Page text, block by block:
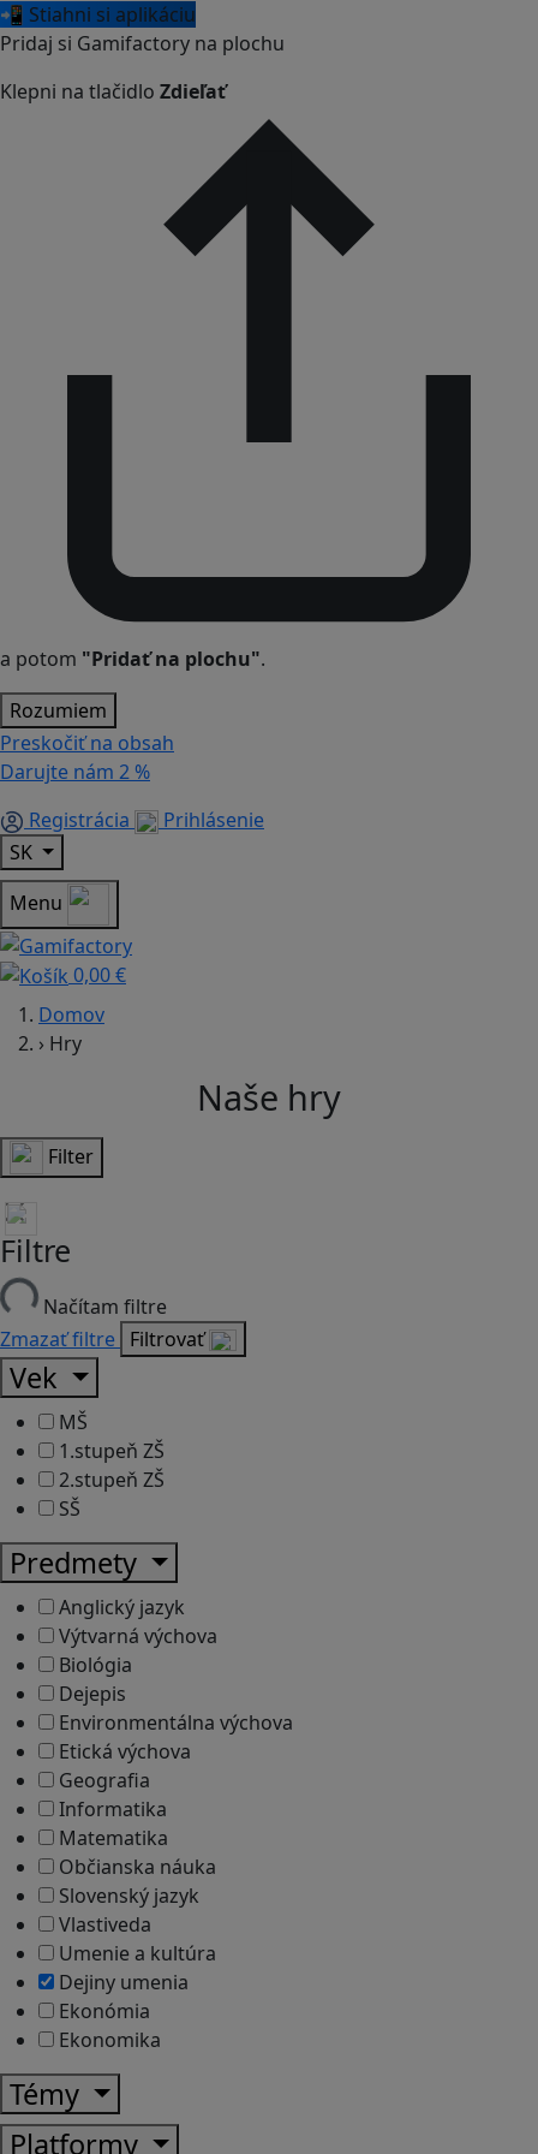
📲 Stiahni si aplikáciu
Pridaj si Gamifactory na plochu
Klepni na tlačidlo Zdieľať
a potom "Pridať na plochu".
Rozumiem
Preskočiť na obsah
Darujte nám 2 %
Registrácia
Prihlásenie
SK
Menu
0,00 €
Domov
› Hry
Naše hry
Filter
Filtre
Načítam filtre
Zmazať filtre Filtrovať
Vek
MŠ
1.stupeň ZŠ
2.stupeň ZŠ
SŠ
Predmety
Anglický jazyk
Výtvarná výchova
Biológia
Dejepis
Environmentálna výchova
Etická výchova
Geografia
Informatika
Matematika
Občianska náuka
Slovenský jazyk
Vlastiveda
Umenie a kultúra
Dejiny umenia
Ekonómia
Ekonomika
Témy
Platformy